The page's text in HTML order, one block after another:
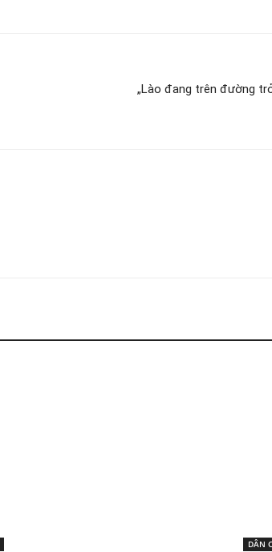
„Lào đang trên đường
DÂN